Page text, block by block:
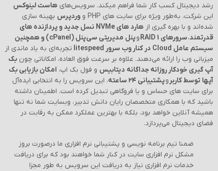
رشد دیجیتال کسب کار شما فراهم میکند. سرویس‌های هاست لینوکس
این شرکت، به‌طور ویژه برای سایت‌ های PHP و
وردپرس بهینه‌ سازی
شده‌اند و با بهره‌ گیری از
هارد های NVMe نسل جدید و پردازنده های
قدرتمند،سرورهای RAID 1 و
پنل مدیریتی سی‌پنل (cPanel) و همچنین
سیستم عامل Cloud در کنار وب سرور litespeed
تجربه‌ای به یاد ماندی از
میزبانی وب را ارائه می‌دهند. علاوه بر سرعت فوق‌ العاده، امکاناتی چون بک‌
آپ گیری خودکار روزانه جداگانه دیتابیس و فول بک اپ، امکان بازیابی بک
آپها توسط کاربر وپشتیبانی ۲۴ ساعته
، این سرویس را به انتخابی ایده‌آل
برای سایت های حساس و یا فرو‌گاهی تبدیل کرده است. اطمینان داشته
باشید که با همکاری متخصصان رایان دانش تدبیر، وبسایت شما نه‌ تنها
همیشه آنلاین خواهد بود، بلکه با بهترین عملکرد ممکن به رقابت در
فضای دیجیتال می‌پردازد.
ضمنا تیم برنامه نویسی و پشتیبانی نرم افزاری ما درصورت بروز
مشکل نرم افزاری سایت در کنار شما خواهند بود که برای دریافت
خدمات نرم افزاری نیاز به دریافت این سرویس به طور مجزا